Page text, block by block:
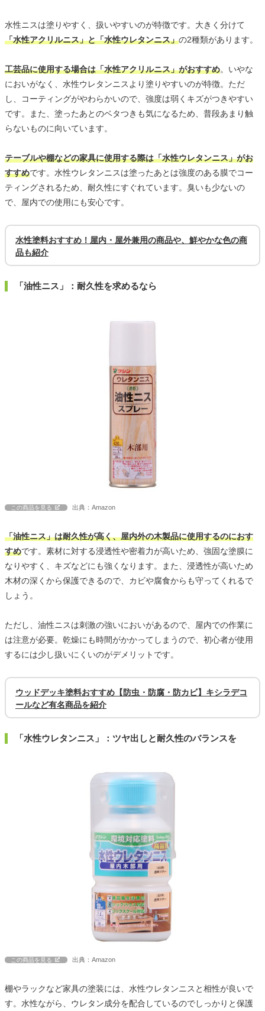
水性ニスは塗りやすく、扱いやすいのが特徴です。大きく分けて
「水性アクリルニス」と「水性ウレタンニス」の2種類があります。
工芸品に使用する場合は「水性アクリルニス」がおすすめ。いやな
においがなく、水性ウレタンニスより塗りやすいのが特徴。ただ
し、コーティングがやわらかいので、強度は弱くキズがつきやすい
です。また、塗ったあとのベタつきも気になるため、普段あまり触
らないものに向いています。
テーブルや棚などの家具に使用する際は「水性ウレタンニス」がお
すすめです。水性ウレタンニスは塗ったあとは強度のある膜でコー
ティングされるため、耐久性にすぐれています。臭いも少ないの
で、屋内での使用にも安心です。
水性塗料おすすめ！屋内・屋外兼用の商品や、鮮やかな色の商
品も紹介
「油性ニス」：耐久性を求めるなら
この商品を見る 出典：Amazon
「油性ニス」は耐久性が高く、屋内外の木製品に使用するのにおす
すめです。素材に対する浸透性や密着力が高いため、強固な塗膜に
なりやすく、キズなどにも強くなります。また、浸透性が高いため
木材の深くから保護できるので、カビや腐食からも守ってくれるで
しょう。
ただし、油性ニスは刺激の強いにおいがあるので、屋内での作業に
は注意が必要。乾燥にも時間がかかってしまうので、初心者が使用
するには少し扱いにくいのがデメリットです。
ウッドデッキ塗料おすすめ【防虫・防腐・防カビ】キシラデコ
ールなど有名商品を紹介
「水性ウレタンニス」：ツヤ出しと耐久性のバランスを
この商品を見る 出典：Amazon
棚やラックなど家具の塗装には、水性ウレタンニスと相性が良いで
す。水性ながら、ウレタン成分を配合しているのでしっかりと保護